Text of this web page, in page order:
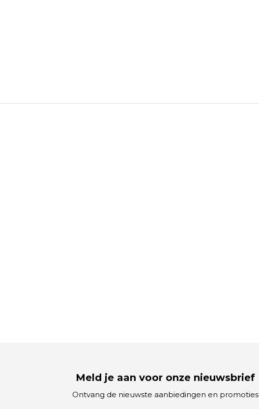
Meld je aan voor onze nieuwsbrief
Ontvang de nieuwste aanbiedingen en promoties